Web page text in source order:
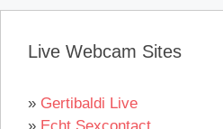
Live Webcam Sites
» Gertibaldi Live